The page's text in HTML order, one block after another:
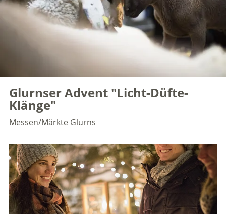
Glurnser Advent "Licht-Düfte-
Klänge"
Messen/Märkte Glurns